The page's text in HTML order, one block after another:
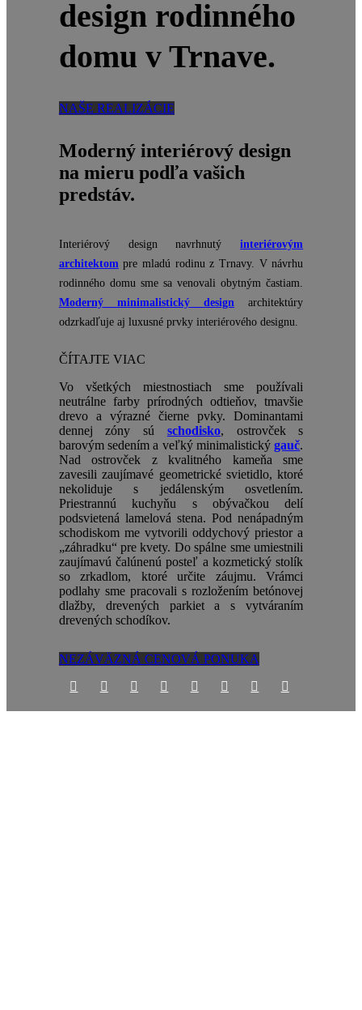
design rodinného
domu v Trnave.
NAŠE REALIZÁCIE
Moderný interiérový design
na mieru podľa vašich
predstáv.
Interiérový design navrhnutýinteriérovým
architektompre mladú rodinu z Trnavy. V návrhu
rodinného domu sme sa venovaliobytným častiam.
Moderný
minimalistický design
architektúry
odzrkadľuje aj luxusné prvky interiérového designu.
ČÍTAJTE VIAC
Vo
všetkých miestnostiach sme
používali
neutrálne farby prírodných odtieňov,tmavšie
drevo
a výrazné čierne pvky.Dominantami
dennej
zóny sú schodisko, ostrovček
s
barovým sedením a veľký minimalistický gauč.
Nad
ostrovček z kvalitného kameňa
sme
zavesili zaujímavé geometrické svietidlo,ktoré
nekoliduje
s jedálenským osvetlením.
Priestrannú
kuchyňu s obývačkou
delí
podsvietená lamelová stena.Pod nenápadným
schodiskom me vytvorili oddychový priestor a
„záhradku“pre kvety. Do spálne sme umiestnili
zaujímavú čalúnenú posteľ a kozmetický stolík
so
zrkadlom, ktoré určite záujmu.Vrámci
podlahy sme pracovali s rozložením betónovej
dlažby,
drevených parkiet a s
vytváraním
drevených schodíkov.
NEZÁVÄZNÁ CENOVÁ PONUKA